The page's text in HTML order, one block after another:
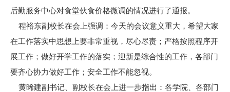
后勤服务中心对食堂伙食价格微调的情况进行了通报。
程裕东副校长在会上强调：今天的会议意义重大，希望大家
在工作落实中思想上要非常重视，尽心尽责；严格按照程序开
展工作；做好开学工作的落实；迎新是综合性的工作，各部门
要齐心协力做好工作；安全工作不能忽视。
黄晞建副书记、副校长在会上进一步指出：各学院、各部门